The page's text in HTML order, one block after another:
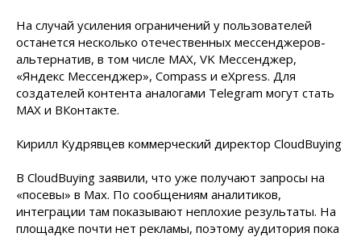
На случай усиления ограничений у пользователей
останется несколько отечественных мессенджеров-
альтернатив, в том числе MAX, VK Мессенджер,
«Яндекс Мессенджер», Compass и eXpress. Для
создателей контента аналогами Telegram могут стать
MAX и ВКонтакте.
Кирилл Кудрявцев коммерческий директор CloudBuying
В CloudBuying заявили, что уже получают запросы на
«посевы» в Max. По сообщениям аналитиков,
интеграции там показывают неплохие результаты. На
площадке почти нет рекламы, поэтому аудитория пока